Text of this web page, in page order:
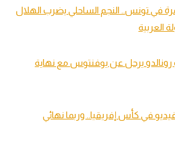
في تونس.. النجم الساحلي يضرب الهلال
رونالدو يرحل عن يوفنتوس مع نهاية
في كأس إفريقيا.. وربما نهائي